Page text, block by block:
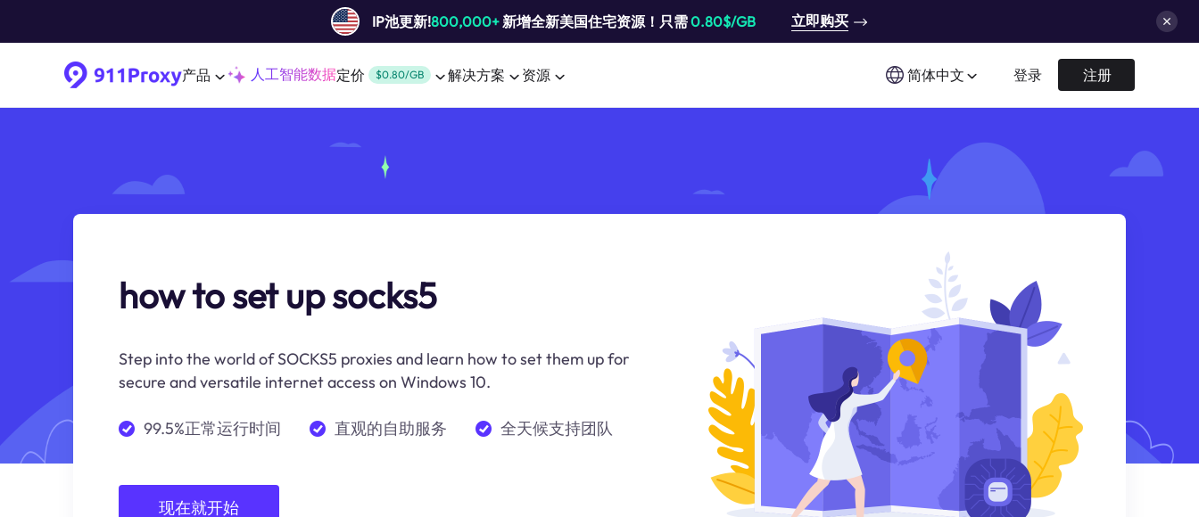
IP池更新!800,000+新增全新美国住宅资源！只需0.80$/GB 立即购买
产品 人工智能数据定价 $0.80/GB 解决方案 资源 简体中文 登录 注册
how to set up socks5
Step into the world of SOCKS5 proxies and learn how to set them up for
secure and versatile internet access on Windows 10.
99.5%正常运行时间 直观的自助服务 全天候支持团队
现在就开始